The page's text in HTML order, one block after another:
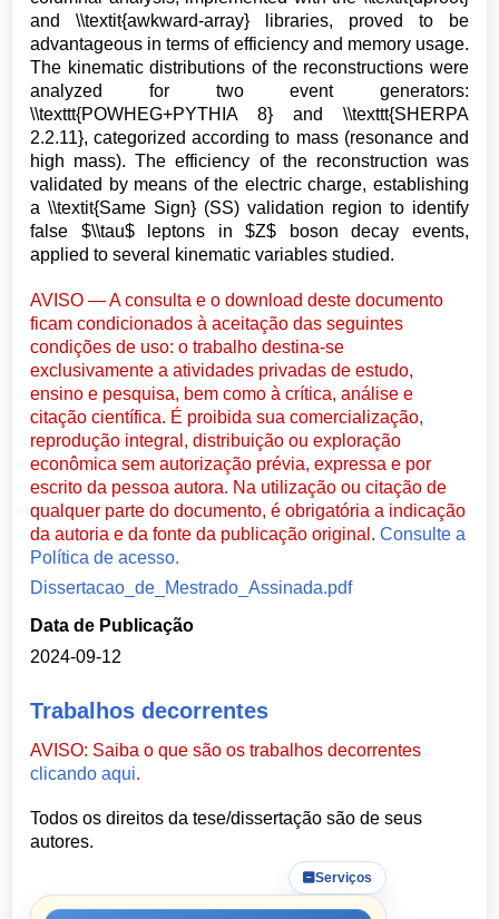
and \\textit{awkward-array} libraries, proved to be
advantageous in terms of efficiency and memory usage.
The kinematic distributions of the reconstructions were
analyzed for two event generators:
\\texttt{POWHEG+PYTHIA 8} and \\texttt{SHERPA
2.2.11}, categorized according to mass (resonance and
high mass). The efficiency of the reconstruction was
validated by means of the electric charge, establishing
a \\textit{Same Sign} (SS) validation region to identify
false $\\tau$ leptons in $Z$ boson decay events,
applied to several kinematic variables studied.
AVISO — A consulta e o download deste documento
ficam condicionados à aceitação das seguintes
condições de uso: o trabalho destina-se
exclusivamente a atividades privadas de estudo,
ensino e pesquisa, bem como à crítica, análise e
citação científica. É proibida sua comercialização,
reprodução integral, distribuição ou exploração
econômica sem autorização prévia, expressa e por
escrito da pessoa autora. Na utilização ou citação de
qualquer parte do documento, é obrigatória a indicação
da autoria e da fonte da publicação original.Consulte a
Política de acesso.
Dissertacao_de_Mestrado_Assinada.pdf
Data de Publicação
2024-09-12
Trabalhos decorrentes
AVISO: Saiba o que são os trabalhos decorrentes
clicando aqui.
Todos os direitos da tese/dissertação são de seus
autores.
Serviços